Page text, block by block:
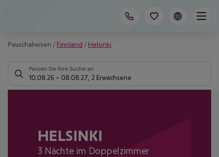
Pauschalreisen / Finnland / Helsinki
Passen Sie Ihre Suche an
10.08.26 – 08.08.27 2 Erwachsene
HELSINKI
3 Nächte im Doppelzimmer